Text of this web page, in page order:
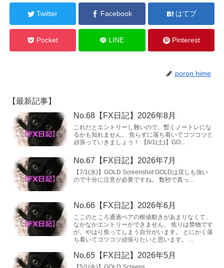
Twitter Facebook はてブ
Pocket LINE Pinterest
poron hime
【最新記事】
No.68【FX日記】2026年8月
これだとエントリーし難いので、暫くノートレにな
るかも知れません。 焦らずに落ち着いてコツコツと
頑張っていきましょう！ 【8/1(土)】GO...
No.67【FX日記】2026年7月
【7/1(水)】GOLD Screenshot GOLDは戻しも強い
ので十分に注意が必要ですね。 数秒で真っ...
No.66【FX日記】2026年6月
ここのところ通過ペアの根値動きがあまりなくて、
なかなかエントリーができません。 焦りは禁物です
が、やはり焦ってしまう自分がいます。 とにかく落
ち着いてコツコツ頑張りたいと思います。 ...
No.65【FX日記】2026年5月